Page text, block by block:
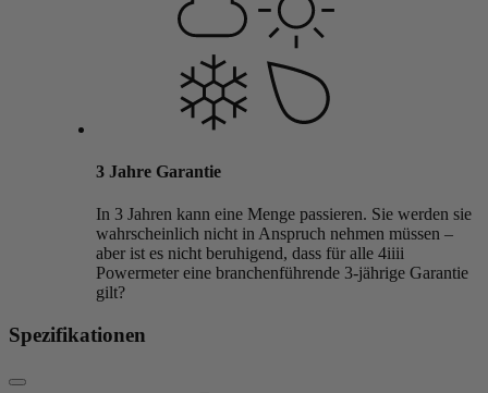
3 Jahre Garantie
In 3 Jahren kann eine Menge passieren. Sie werden sie
wahrscheinlich nicht in Anspruch nehmen müssen –
aber ist es nicht beruhigend, dass für alle 4iiii
Powermeter eine branchenführende 3-jährige Garantie
gilt?
Spezifikationen